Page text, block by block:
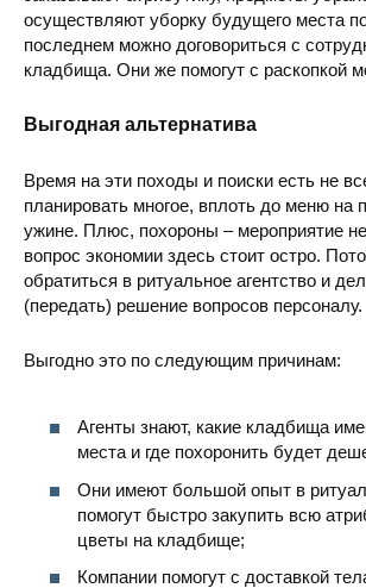
осуществляют уборку будущего места
последнем можно договориться с
кладбища. Они же помогут с раскопкой
Выгодная альтернатива
Время на эти походы и поиски есть не
планировать многое, вплоть до меню на
ужине. Плюс, похороны – мероприятие
вопрос экономии здесь стоит остро.
обратиться в ритуальное агентство и
(передать) решение вопросов персоналу.
Выгодно это по следующим причинам:
Агенты знают, какие кладбища
места и где похоронить будет
Они имеют большой опыт в
помогут быстро закупить всю
цветы на кладбище;
Компании помогут с доставкой